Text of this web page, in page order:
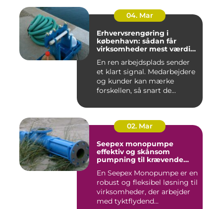
04. Mar
Erhvervsrengøring i
københavn: sådan får
virksomheder mest værdi
En ren arbejdsplads sender
et klart signal. Medarbejdere
og kunder kan mærke
forskellen, så snart de...
02. Mar
Seepex monopumpe
effektiv og skånsom
pumpning til krævende
En Seepex Monopumpe er en
robust og fleksibel løsning til
virksomheder, der arbejder
med tyktflydend...